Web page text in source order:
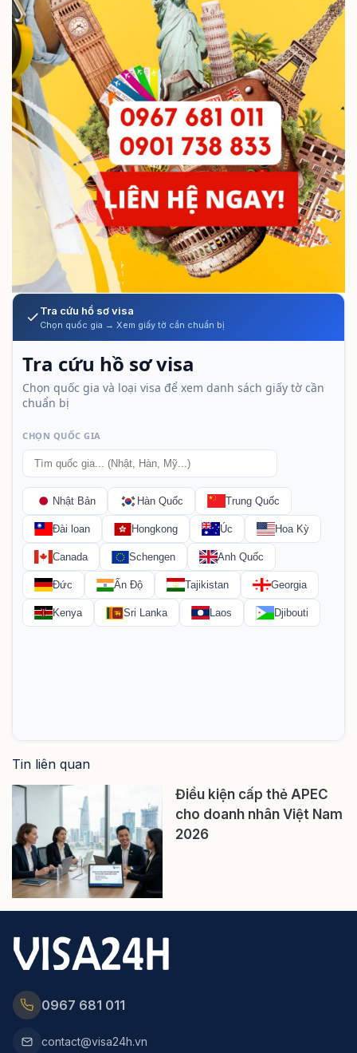
Tra cứu hồ sơ visa
Chọn quốc gia → Xem giấy tờ cần chuẩn bị
Tin liên quan
Điều kiện cấp thẻ APEC
cho doanh nhân Việt Nam
2026
0967 681 011
contact@visa24h.vn